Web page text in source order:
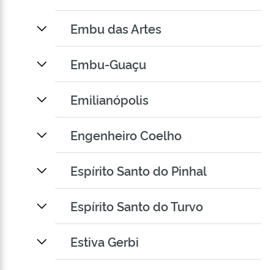
Embu das Artes
Embu-Guaçu
Emilianópolis
Engenheiro Coelho
Espírito Santo do Pinhal
Espírito Santo do Turvo
Estiva Gerbi